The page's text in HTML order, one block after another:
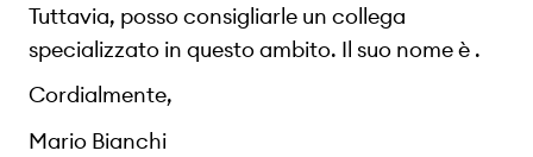
Tuttavia, posso consigliarle un collega
specializzato in questo ambito. Il suo nome è .
Cordialmente,
Mario Bianchi